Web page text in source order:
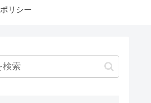
リシー